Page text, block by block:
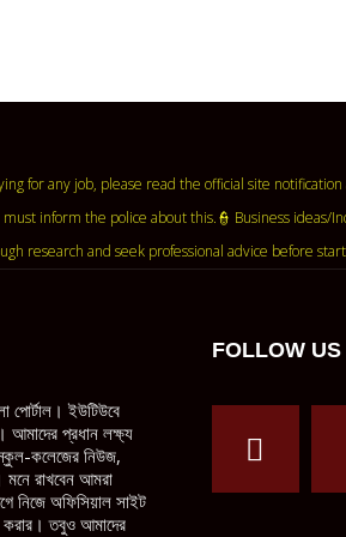
for any job, please read the official site
inform the police about this.👮 Business ideas/
research and seek professional advice before
পোর্টাল। ইউটিউবে
আমাদের প্রধান লক্ষ্য
স্কুল-কলেজের নিউজ,
মনে রাখবেন আমরা
নিজে অফিসিয়াল সাইট
করার। তবুও আমাদের
FOLLOW US